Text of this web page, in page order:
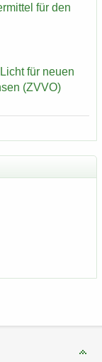
für den
für neuen
(ZVVO)